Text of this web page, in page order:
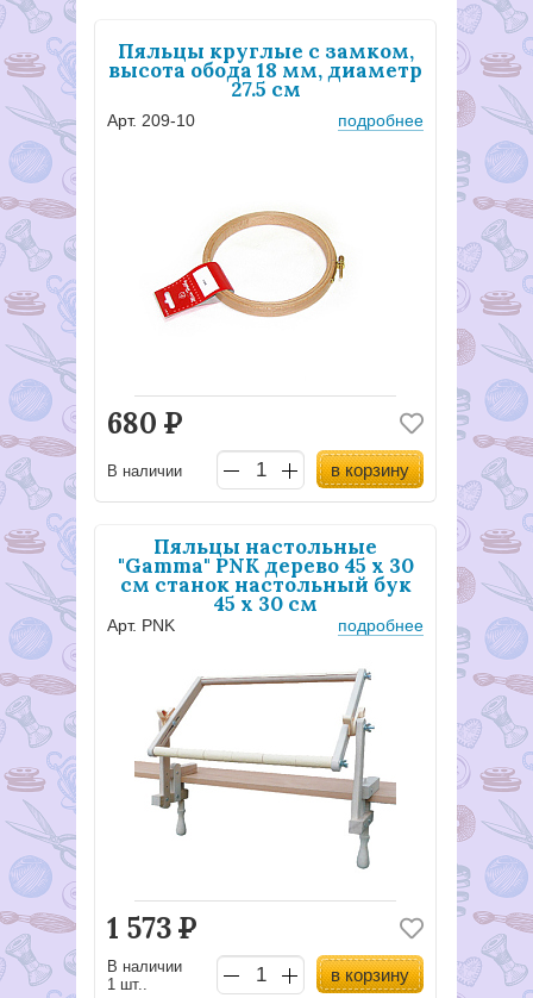
Пяльцы круглые с замком,
высота обода 18 мм, диаметр
27.5 см
Арт. 209-10 подробнее
680 Р
В наличии в корзину
Пяльцы настольные
"Gamma" PNK дерево 45 х 30
см станок настольный бук
45 х 30 см
Арт. PNK подробнее
1 573Р
В наличии
1 шт..
в корзину